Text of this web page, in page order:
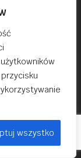
na
wszystko
Kamila